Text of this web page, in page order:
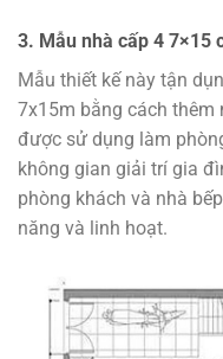
3. Mẫu nhà cấp 4 7×15
Mẫu thiết kế này tận
7x15m bằng cách thêm
được sử dụng làm
không gian giải trí gia
phòng khách và nhà
năng và linh hoạt.